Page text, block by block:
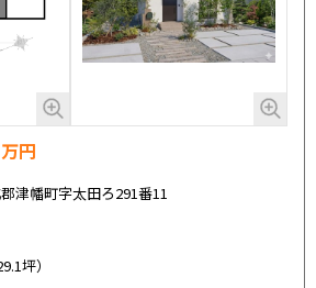
万円
津幡町字太田ろ291番11
坪）